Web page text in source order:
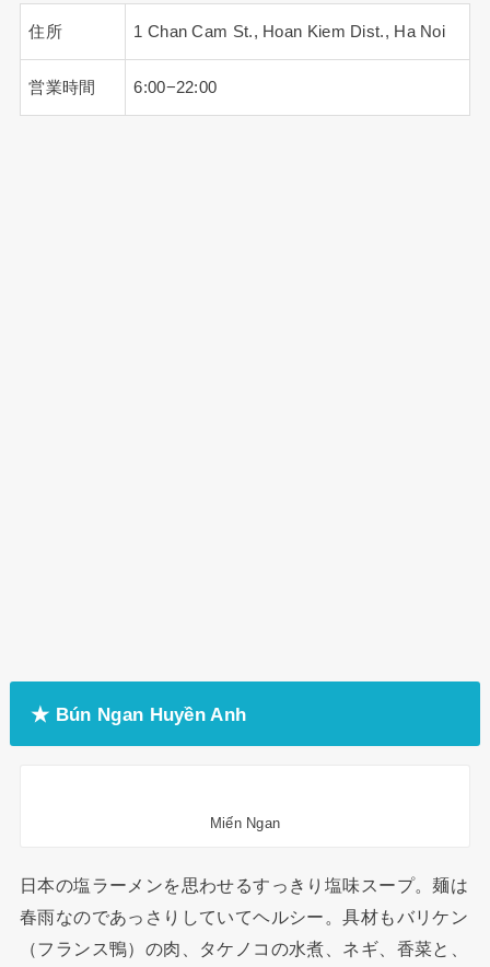
住所 1 Chan Cam St., Hoan Kiem Dist., Ha Noi
営業時間 6:00−22:00
★ Bún Ngan Huyền Anh
Miến Ngan
日本の塩ラーメンを思わせるすっきり塩味スープ。麺は
春雨なのであっさりしていてヘルシー。具材もバリケン
（フランス鴨）の肉、タケノコの水煮、ネギ、香菜と、